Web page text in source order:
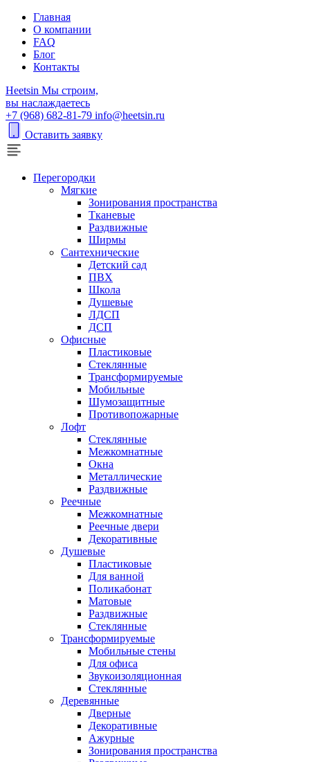
Главная
О компании
FAQ
Блог
Контакты
Heetsin Мы строим,
вы наслаждаетесь
+7 (968) 682-81-79 info@heetsin.ru
Оставить заявку
Перегородки
Мягкие
Зонирования пространства
Тканевые
Раздвижные
Ширмы
Сантехнические
Детский сад
ПВХ
Школа
Душевые
ЛДСП
ДСП
Офисные
Пластиковые
Стеклянные
Трансформируемые
Мобильные
Шумозащитные
Противопожарные
Лофт
Стеклянные
Межкомнатные
Окна
Металлические
Раздвижные
Реечные
Межкомнатные
Реечные двери
Декоративные
Душевые
Пластиковые
Для ванной
Поликабонат
Матовые
Раздвижные
Стеклянные
Трансформируемые
Мобильные стены
Для офиса
Звукоизоляционная
Стеклянные
Деревянные
Дверные
Декоративные
Ажурные
Зонирования пространства